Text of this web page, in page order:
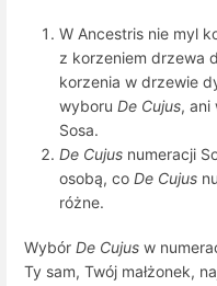
W Ancestris nie myl
z korzeniem drzewa
korzenia w drzewie
wyboru De Cujus, ani
Sosa.
De Cujus numeracji
osobą, co De Cujus
różne.
Wybór De Cujus w
Ty sam, Twój małżonek,